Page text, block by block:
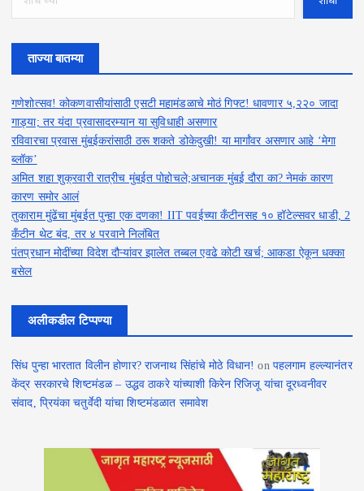
ताज्या बातम्या
गणेशोत्सव! कोकणवासीयांसाठी एसटी महामंडळाचे मोठं गिफ्ट! धावणार ५,२२० जादा
गाड्या; तर यंदा प्रवासादरम्यान या सुविधाही असणार
रविवारचा प्रवास मुंबईकरांसाठी ठरू शकते डोकेदुखी! या मार्गांवर असणार आहे ‘मेगा
ब्लॉक’
अमित शहा शुक्रवारी रात्रीच मुंबईत पोहोचले;अचानक मुंबई दौरा का? नेमकं कारण
कारण समोर आलं
तुकाराम मुंढेंचा मुंबईत पुन्हा एक दणका! IIT पवईच्या कँटीनसह १० हॉटेल्सवर धाडी, 2
कँटीन थेट बंद, तर ४ परवाने निलंबित
पंतप्रधान मोदींच्या विदेश दौऱ्यांवर झालेत तब्बल एवढे कोटी खर्च; आकडा ऐकून धक्का
बसेल
अलीकडील टिप्पण्या
सिंध पुन्हा भारतात विलीन होणार? राजनाथ सिंहांचे मोठे विधान! on पहलगाम हल्ल्यानंतर
केंद्र सरकारचे शिष्टमंडळ – उद्धव ठाकरे यांच्याशी किरेन रिजिजू यांचा दूरध्वनीवर
संवाद, प्रियंका चतुर्वेदी यांचा शिष्टमंडळात समावेश